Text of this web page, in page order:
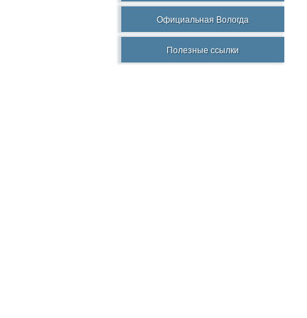
Официальная Вологда
Полезные ссылки